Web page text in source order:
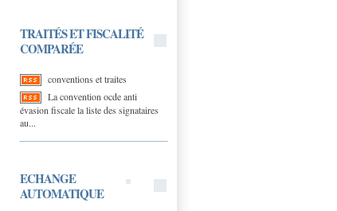
TRAITÉS ET FISCALITÉ
COMPARÉE
conventions et traites
La convention ocde anti
évasion fiscale la liste des signataires
au...
ECHANGE
AUTOMATIQUE